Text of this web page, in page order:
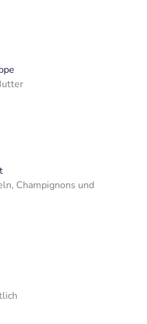
Champignons und